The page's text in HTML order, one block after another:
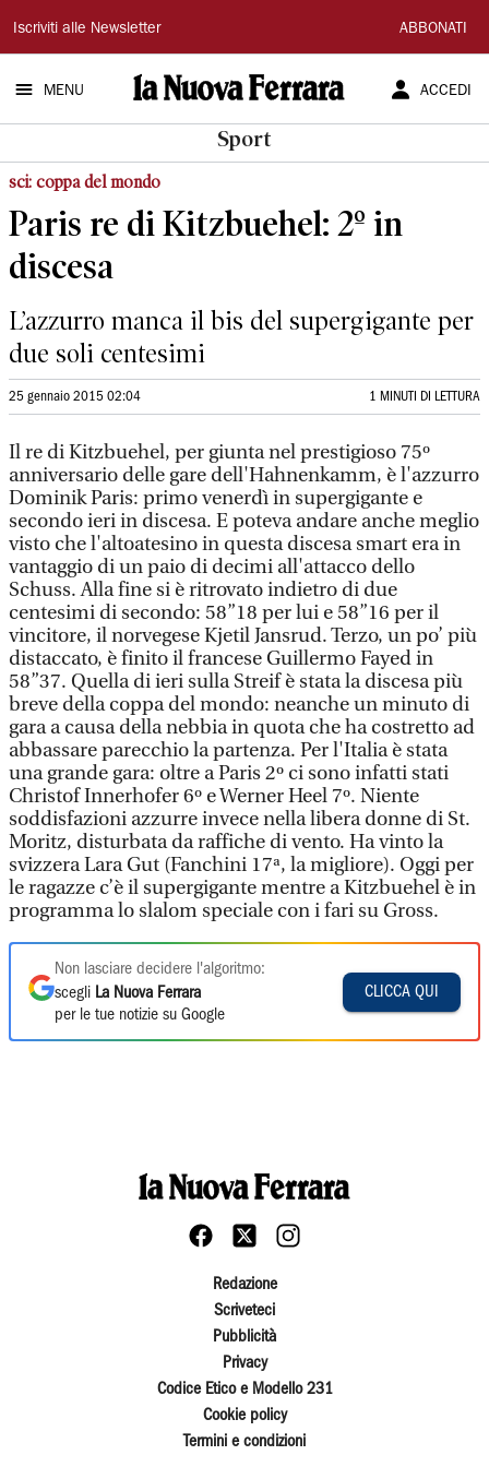
La
Nuova
Ferrara
Iscriviti alle Newsletter ABBONATI
MENU ACCEDI
Sport
sci: coppa del mondo
Paris re di Kitzbuehel: 2º in
discesa
L’azzurro manca il bis del supergigante per
due soli centesimi
25 gennaio 2015 02:04 1 MINUTI DI LETTURA
Il re di Kitzbuehel, per giunta nel prestigioso 75º
anniversario delle gare dell'Hahnenkamm, è l'azzurro
Dominik Paris: primo venerdì in supergigante e
secondo ieri in discesa. E poteva andare anche meglio
visto che l'altoatesino in questa discesa smart era in
vantaggio di un paio di decimi all'attacco dello
Schuss. Alla fine si è ritrovato indietro di due
centesimi di secondo: 58”18 per lui e 58”16 per il
vincitore, il norvegese Kjetil Jansrud. Terzo, un po’ più
distaccato, è finito il francese Guillermo Fayed in
58”37. Quella di ieri sulla Streif è stata la discesa più
breve della coppa del mondo: neanche un minuto di
gara a causa della nebbia in quota che ha costretto ad
abbassare parecchio la partenza. Per l'Italia è stata
una grande gara: oltre a Paris 2º ci sono infatti stati
Christof Innerhofer 6º e Werner Heel 7º. Niente
soddisfazioni azzurre invece nella libera donne di St.
Moritz, disturbata da raffiche di vento. Ha vinto la
svizzera Lara Gut (Fanchini 17ª, la migliore). Oggi per
le ragazze c’è il supergigante mentre a Kitzbuehel è in
programma lo slalom speciale con i fari su Gross.
Non lasciare decidere l'algoritmo:
scegli La Nuova Ferrara
per le tue notizie su Google
CLICCA QUI
Redazione
Scriveteci
Pubblicità
Privacy
Codice Etico e Modello 231
Cookie policy
Termini e condizioni